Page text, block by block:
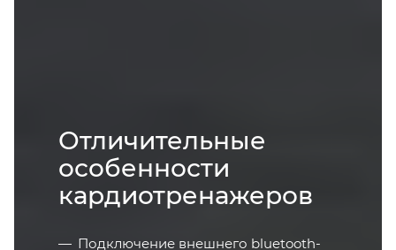
Отличительные
особенности
кардиотренажеров
Подключение внешнего bluetooth-